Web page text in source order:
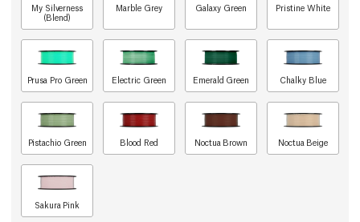
My Silverness
(Blend)
Marble Grey Galaxy Green Pristine White
Prusa Pro Green Electric Green Emerald Green Chalky Blue
Pistachio Green Blood Red Noctua Brown Noctua Beige
Sakura Pink